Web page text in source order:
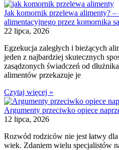
Jak komornik przelewa alimenty? –
alimentacyjnego przez komornika
22 lipca, 2026
Egzekucja zaległych i bieżących
jeden z najbardziej skutecznych
zasądzonych świadczeń od
alimentów przekazuje je
Czytaj więcej »
Argumenty przeciwko opiece
12 lipca, 2026
Rozwód rodziców nie jest łatwy
wiek. Zdaniem wielu specjalistów